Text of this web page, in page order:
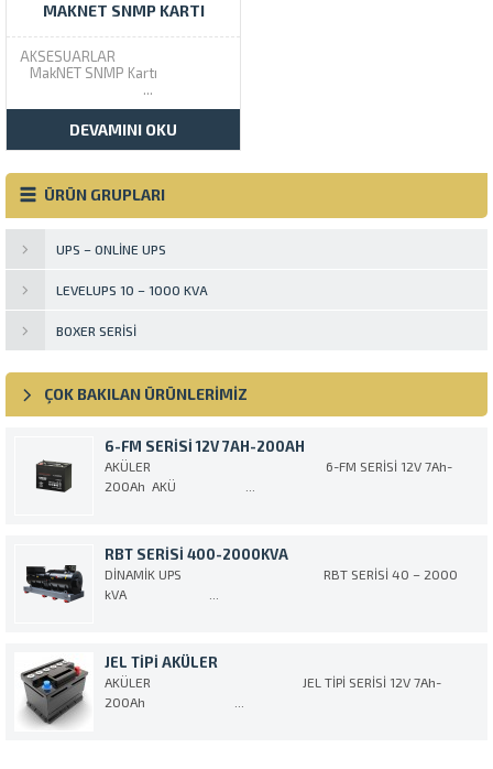
MAKNET SNMP KARTI
AKSESUARLAR
MakNET SNMP Kartı
...
DEVAMINI OKU
ÜRÜN GRUPLARI
UPS – ONLINE UPS
LEVELUPS 10 – 1000 KVA
BOXER SERISI
ÇOK BAKILAN ÜRÜNLERİMİZ
6-FM SERISI 12V 7AH-200AH
AKÜLER 6-FM SERİSİ 12V 7Ah-
200Ah AKÜ ...
RBT SERİSİ 400-2000KVA
DİNAMİK UPS RBT SERİSİ 40 – 2000
kVA ...
JEL TIPI AKÜLER
AKÜLER JEL TİPİ SERİSİ 12V 7Ah-
200Ah ...